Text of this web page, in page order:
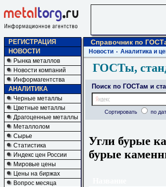
РЕГИСТРАЦИЯ
НОВОСТИ
Рынка металлов
Новости компаний
Информагентства
АНАЛИТИКА
Черные металлы
Цветные металлы
Драгоценные металлы
Металлолом
Сырье
Статистика
Индекс цен России
Мировые цены
Цены на биржах
Вопрос месяца
Справочник по
Новости Аналитика и
ГОСТы,
Поиск по ГОСТам и
Сортировать по
Угли бурые
бурые